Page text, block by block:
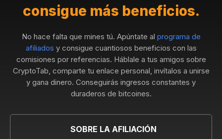
consigue más beneficios.
No hace falta que mines tú. Apúntate al programa de
afiliados y consigue cuantiosos beneficios con las
comisiones por referencias. Háblale a tus amigos sobre
CryptoTab, comparte tu enlace personal, invítalos a unirse
y gana dinero. Conseguirás ingresos constantes y
duraderos de bitcoines.
SOBRE LA AFILIACIÓN